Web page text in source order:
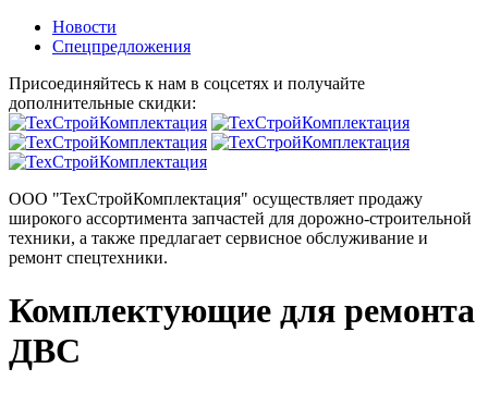
Новости
Спецпредложения
Присоединяйтесь к нам в соцсетях и получайте
дополнительные скидки:
ООО "ТехСтройКомплектация" осуществляет продажу
широкого ассортимента запчастей для дорожно-строительной
техники, а также предлагает сервисное обслуживание и
ремонт спецтехники.
Комплектующие для ремонта
ДВС